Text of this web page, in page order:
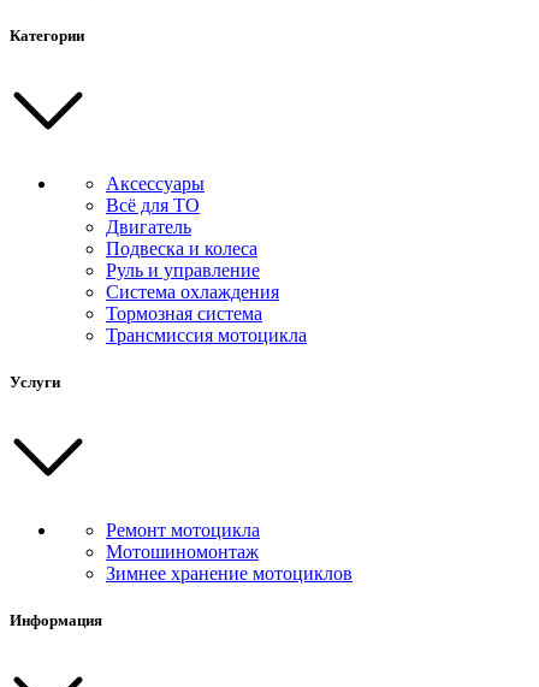
Категории
Аксессуары
Всё для ТО
Двигатель
Подвеска и колеса
Руль и управление
Система охлаждения
Тормозная система
Трансмиссия мотоцикла
Услуги
Ремонт мотоцикла
Мотошиномонтаж
Зимнее хранение мотоциклов
Информация